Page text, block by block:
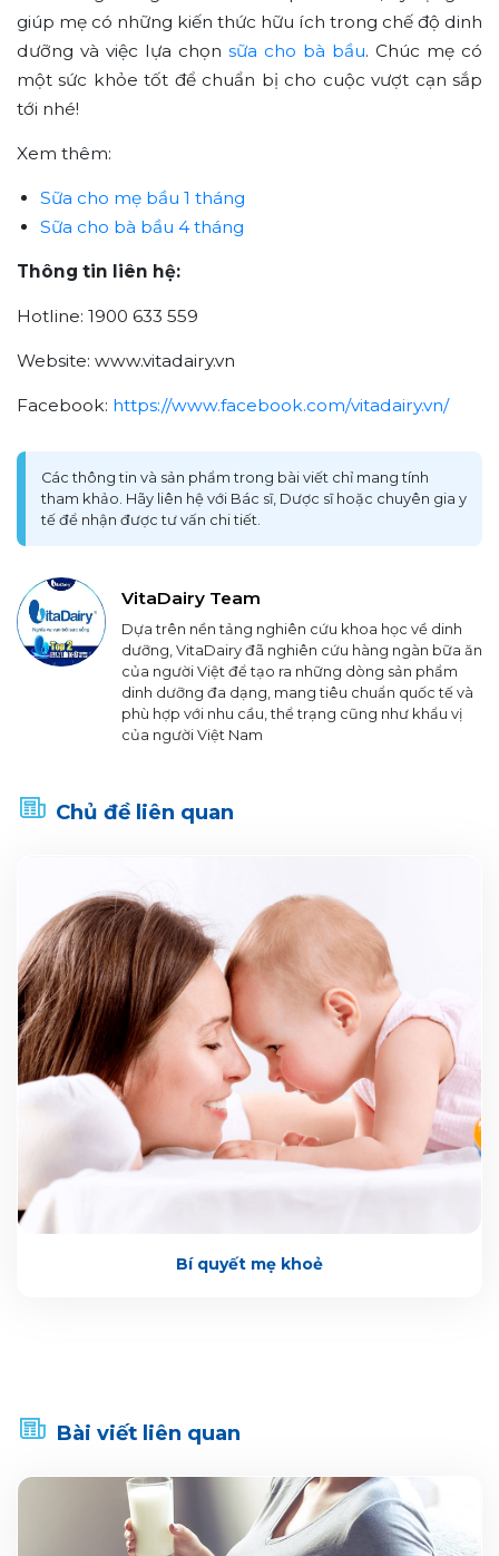
giúp mẹ có những kiến thức hữu ích trong chế độ dinh
dưỡng và việc lựa chọn sữa cho bà bầu. Chúc mẹ có
một sức khỏe tốt để chuẩn bị cho cuộc vượt cạn sắp
tới nhé!
Xem thêm:
Sữa cho mẹ bầu 1 tháng
Sữa cho bà bầu 4 tháng
Thông tin liên hệ:
Hotline: 1900 633 559
Website: www.vitadairy.vn
Facebook: https://www.facebook.com/vitadairy.vn/
Các thông tin và sản phẩm trong bài viết chỉ mang tính
tham khảo. Hãy liên hệ với Bác sĩ, Dược sĩ hoặc chuyên gia y
tế để nhận được tư vấn chi tiết.
VitaDairy Team
Dựa trên nền tảng nghiên cứu khoa học về dinh
dưỡng, VitaDairy đã nghiên cứu hàng ngàn bữa ăn
của người Việt để tạo ra những dòng sản phẩm
dinh dưỡng đa dạng, mang tiêu chuẩn quốc tế và
phù hợp với nhu cầu, thể trạng cũng như khẩu vị
của người Việt Nam
Chủ đề liên quan
Bí quyết mẹ khoẻ
Bài viết liên quan